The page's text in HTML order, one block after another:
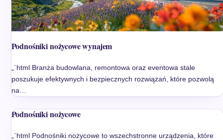
Podnośniki nożycowe wynajem
„`html Branża budowlana, remontowa oraz eventowa stale
poszukuje efektywnych i bezpiecznych rozwiązań, które pozwolą
na…
Podnośniki nożycowe
„`html Podnośniki nożycowe to wszechstronne urządzenia, które